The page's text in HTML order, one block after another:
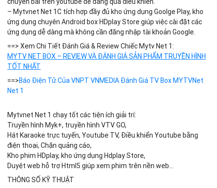
– Mytvnet Net 1C tích hợp đầy đủ kho ứng dụng Goolge Play, kho
ứng dụng chuyên Android box HDplay Store giúp việc cài đặt các
ứng dụng dễ dàng mà không cần đăng nhập tài khoản Google.
==> Xem Chi Tiết Đánh Giá & Review Chiếc Mytv Net 1:
MYTV NET BOX – REVIEW VÀ ĐÁNH GIÁ SẢN PHẨM TRUYỀN HÌNH
TỐT NHẤT
==>Báo Điện Tử Của VNPT VNMEDIA Đánh Giá TV Box MYTVNet
Net 1
Mytvnet Net 1 chạy tốt các tiện ích giải trí:
Truyền hình Myk+, truyền hình VTV GO,
Hát Karaoke trực tuyến, Youtube TV, Điều khiển Youtube bằng
điện thoại, Chặn quảng cáo,
Kho phim HDplay, kho ứng dụng Hdplay Store,
Duyệt web hỗ trợ Html5 giúp xem phim trên nền web…
THÔNG SỐ KỸ THUẬT